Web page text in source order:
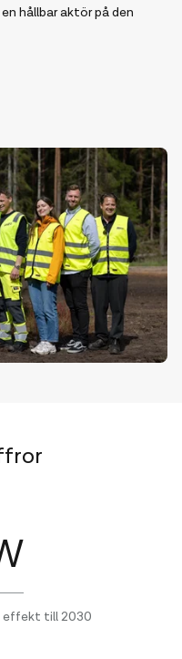
hållbar aktör på den
effekt till 2030